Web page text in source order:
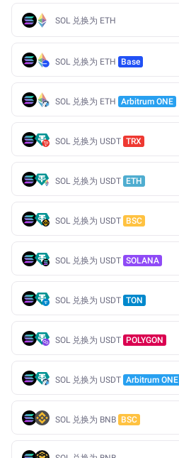
SOL 兑换为 ETH
SOL 兑换为 ETH Base
SOL 兑换为 ETH Arbitrum ONE
SOL 兑换为 USDT TRX
SOL 兑换为 USDT ETH
SOL 兑换为 USDT BSC
SOL 兑换为 USDT SOLANA
SOL 兑换为 USDT TON
SOL 兑换为 USDT POLYGON
SOL 兑换为 USDT Arbitrum ONE
SOL 兑换为 BNB BSC